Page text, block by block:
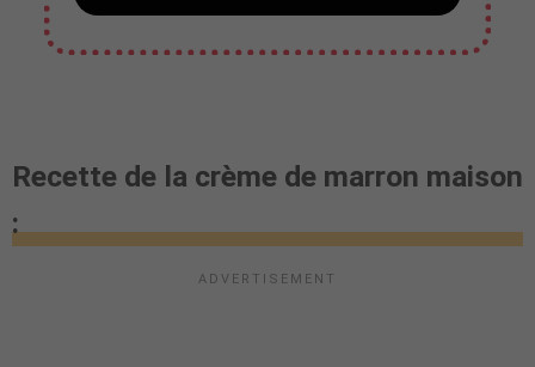
Recette de la crème de marron maison
: